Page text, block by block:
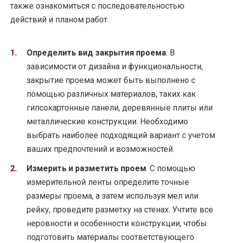
также ознакомиться с последовательностью
действий и планом работ.
Определить вид закрытия проема. В
зависимости от дизайна и функциональности,
закрытие проема может быть выполнено с
помощью различных материалов, таких как
гипсокартонные панели, деревянные плиты или
металлические конструкции. Необходимо
выбрать наиболее подходящий вариант с учетом
ваших предпочтений и возможностей.
Измерить и разметить проем. С помощью
измерительной ленты определите точные
размеры проема, а затем используя мел или
рейку, проведите разметку на стенах. Учтите все
неровности и особенности конструкции, чтобы
подготовить материалы соответствующего